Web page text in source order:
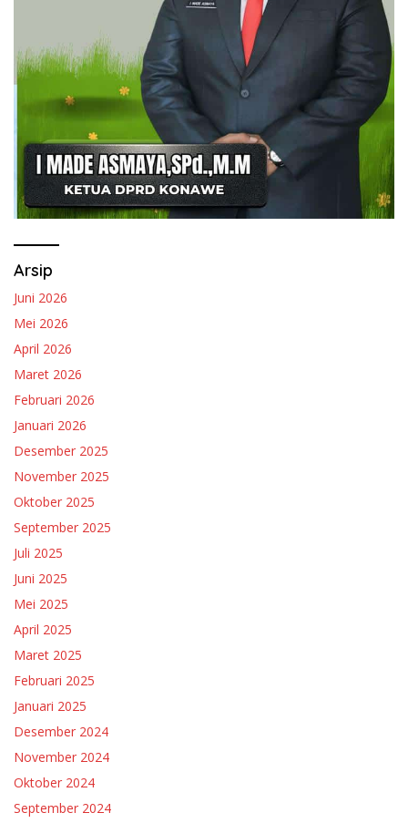
Arsip
Juni 2026
Mei 2026
April 2026
Maret 2026
Februari 2026
Januari 2026
Desember 2025
November 2025
Oktober 2025
September 2025
Juli 2025
Juni 2025
Mei 2025
April 2025
Maret 2025
Februari 2025
Januari 2025
Desember 2024
November 2024
Oktober 2024
September 2024